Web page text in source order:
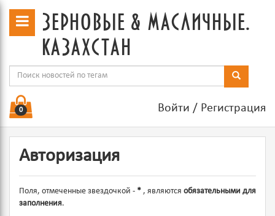
зерновые & масличные.
казахстан
Войти / Регистрация
0
Авторизация
Поля, отмеченные звездочкой - * , являются обязательными для
заполнения.